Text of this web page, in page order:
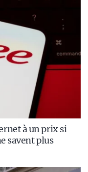
à un prix si
savent plus